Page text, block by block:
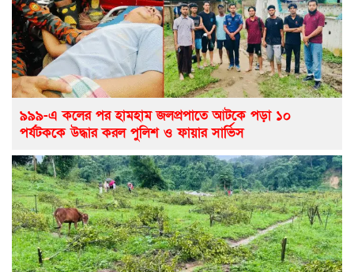
৯৯৯-এ কলের পর হামহাম জলপ্রপাতে আটকে পড়া ১০
পর্যটককে উদ্ধার করল পুলিশ ও ফায়ার সার্ভিস